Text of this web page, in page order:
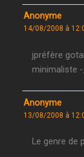
Anonyme
14/08/2008 à
jpréfère
minimaliste
Anonyme
13/08/2008 à
Le genre de